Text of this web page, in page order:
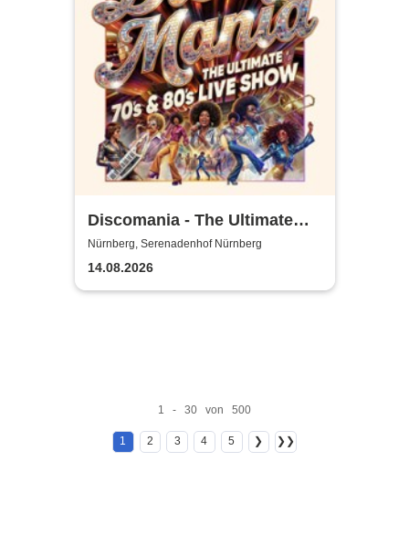
Discomania - The Ultimate
70s & 80s Live Show
Nürnberg, Serenadenhof Nürnberg
14.08.2026
1 - 30 von 500
1 2 3 4 5 ❯ ❯❯